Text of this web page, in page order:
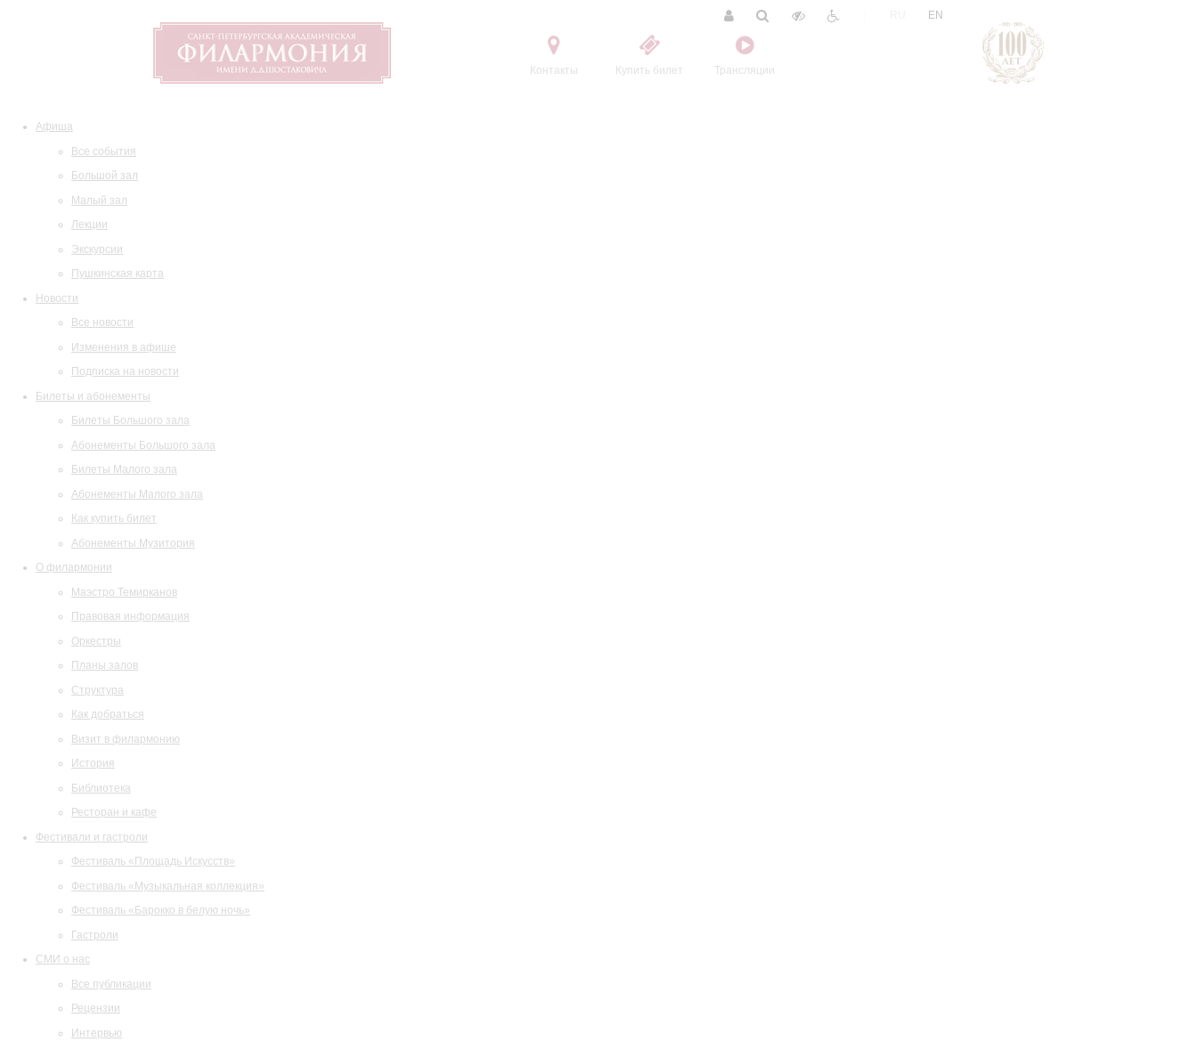
Контакты Купить билет Трансляции
EN
Афиша
Все события
Большой зал
Малый зал
Лекции
Экскурсии
Пушкинская карта
Новости
Все новости
Изменения в афише
Подписка на новости
Билеты и абонементы
Билеты Большого зала
Абонементы Большого зала
Билеты Малого зала
Абонементы Малого зала
Как купить билет
Абонементы Музитория
О филармонии
Маэстро Темирканов
Правовая информация
Оркестры
Планы залов
Структура
Как добраться
Визит в филармонию
История
Библиотека
Ресторан и кафе
Фестивали и гастроли
Фестиваль «Площадь Искусств»
Фестиваль «Музыкальная коллекция»
Фестиваль «Барокко в белую ночь»
Гастроли
СМИ о нас
Все публикации
Рецензии
Интервью